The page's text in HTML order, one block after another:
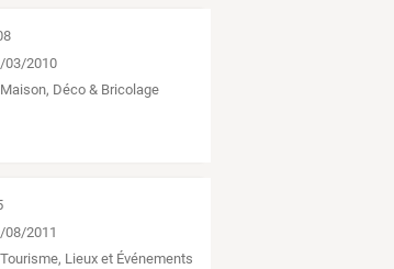
03/2010
Maison, Déco & Bricolage
08/2011
Tourisme, Lieux et Événements